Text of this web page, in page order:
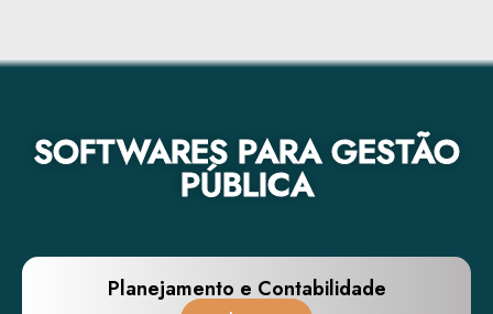
SOFTWARES PARA GESTÃO
PÚBLICA
Planejamento e Contabilidade